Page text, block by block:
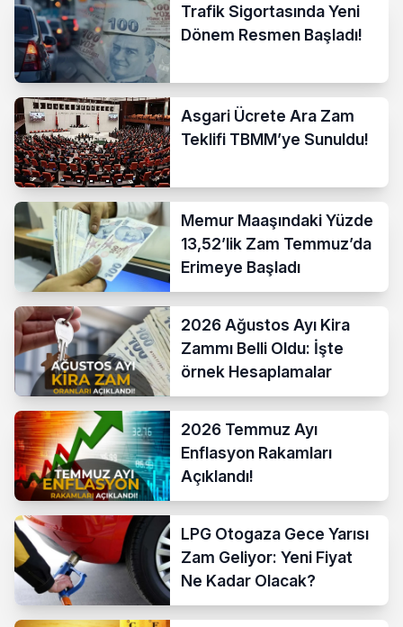
Trafik Sigortasında Yeni
Dönem Resmen Başladı!
Asgari Ücrete Ara Zam
Teklifi TBMM’ye Sunuldu!
Memur Maaşındaki Yüzde
13,52’lik Zam Temmuz’da
Erimeye Başladı
2026 Ağustos Ayı Kira
Zammı Belli Oldu: İşte
örnek Hesaplamalar
2026 Temmuz Ayı
Enflasyon Rakamları
Açıklandı!
LPG Otogaza Gece Yarısı
Zam Geliyor: Yeni Fiyat
Ne Kadar Olacak?